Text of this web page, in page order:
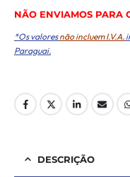
NÃO ENVIAMOS PARA
*Os valoresnão incluem I.V.A.
Paraguai.
DESCRIÇÃO